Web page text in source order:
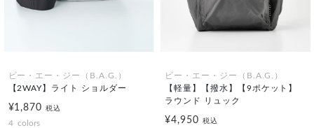
ビー・エー・ジー（B.A.G.）
【2WAY】ライト ショルダー
¥1,870税込
4 colors
ビー・エー・ジー（B.A.G.）
【軽量】【撥水】【9ポケット】
ラウンド リュック
¥4,950 税込